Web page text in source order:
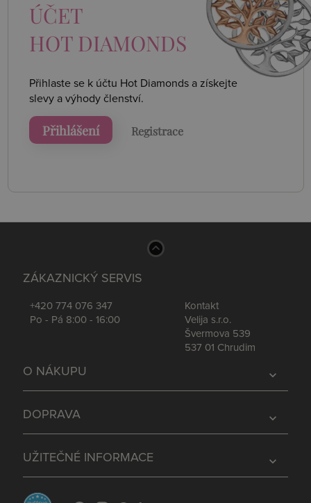
ÚČET
HOT DIAMONDS
Přihlaste se k účtu Hot Diamonds a získejte
slevy a výhody členství.
Přihlášení Registrace
ZÁKAZNICKÝ SERVIS
+420 774 076 347
Po - Pá 8:00 - 16:00
Kontakt
Velija s.r.o.
Švermova 539
537 01 Chrudim
expand_more
O NÁKUPU
expand_more
DOPRAVA
expand_more
UŽITEČNÉ INFORMACE